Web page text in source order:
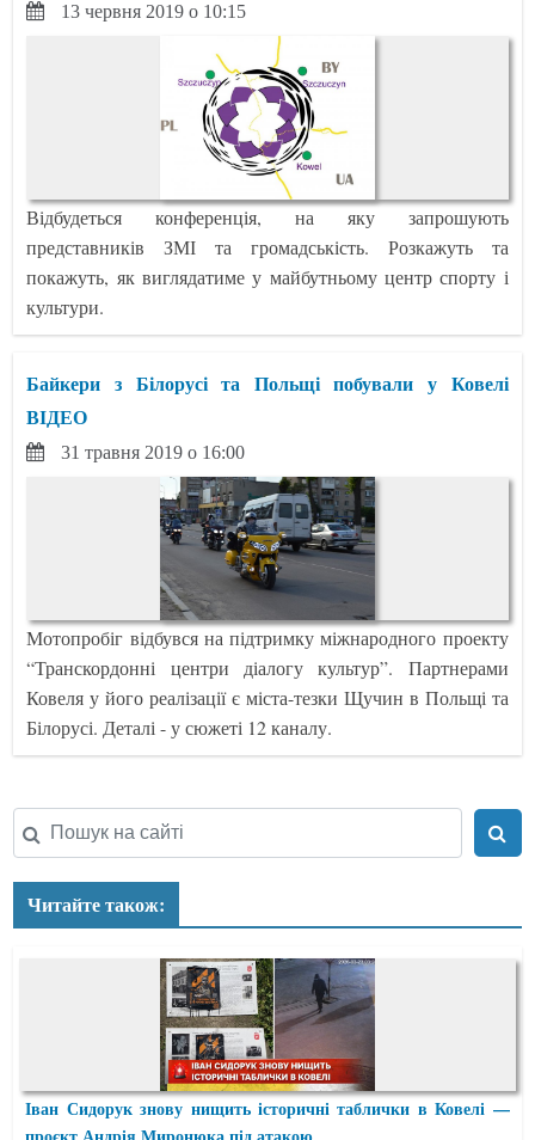
13 червня 2019 о 10:15
Відбудеться конференція, на яку запрошують
представників ЗМІ та громадськість. Розкажуть та
покажуть, як виглядатиме у майбутньому центр спорту і
культури.
Байкери з Білорусі та Польщі побували у Ковелі
ВІДЕО
31 травня 2019 о 16:00
Мотопробіг відбувся на підтримку міжнародного проекту
“Транскордонні центри діалогу культур”. Партнерами
Ковеля у його реалізації є міста-тезки Щучин в Польщі та
Білорусі. Деталі - у сюжеті 12 каналу.
Читайте також:
Іван Сидорук знову нищить історичні таблички в Ковелі —